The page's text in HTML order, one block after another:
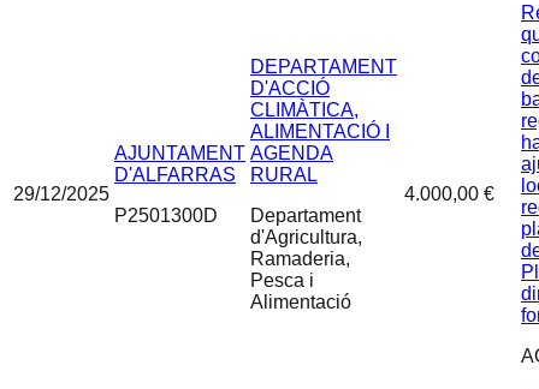
29/12/2025
AJUNTAMENT
D'ALFARRAS
P2501300D
DEPARTAMENT
D'ACCIÓ
CLIMÀTICA,
ALIMENTACIÓ I
AGENDA
RURAL
Departament
d'Agricultura,
Ramaderia,
Pesca i
Alimentació
4.000,00 €